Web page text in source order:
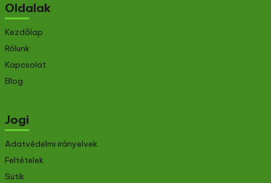
Oldalak
Kezdőlap
Rólunk
Kapcsolat
Blog
Jogi
Adatvédelmi irányelvek
Feltételek
Sütik